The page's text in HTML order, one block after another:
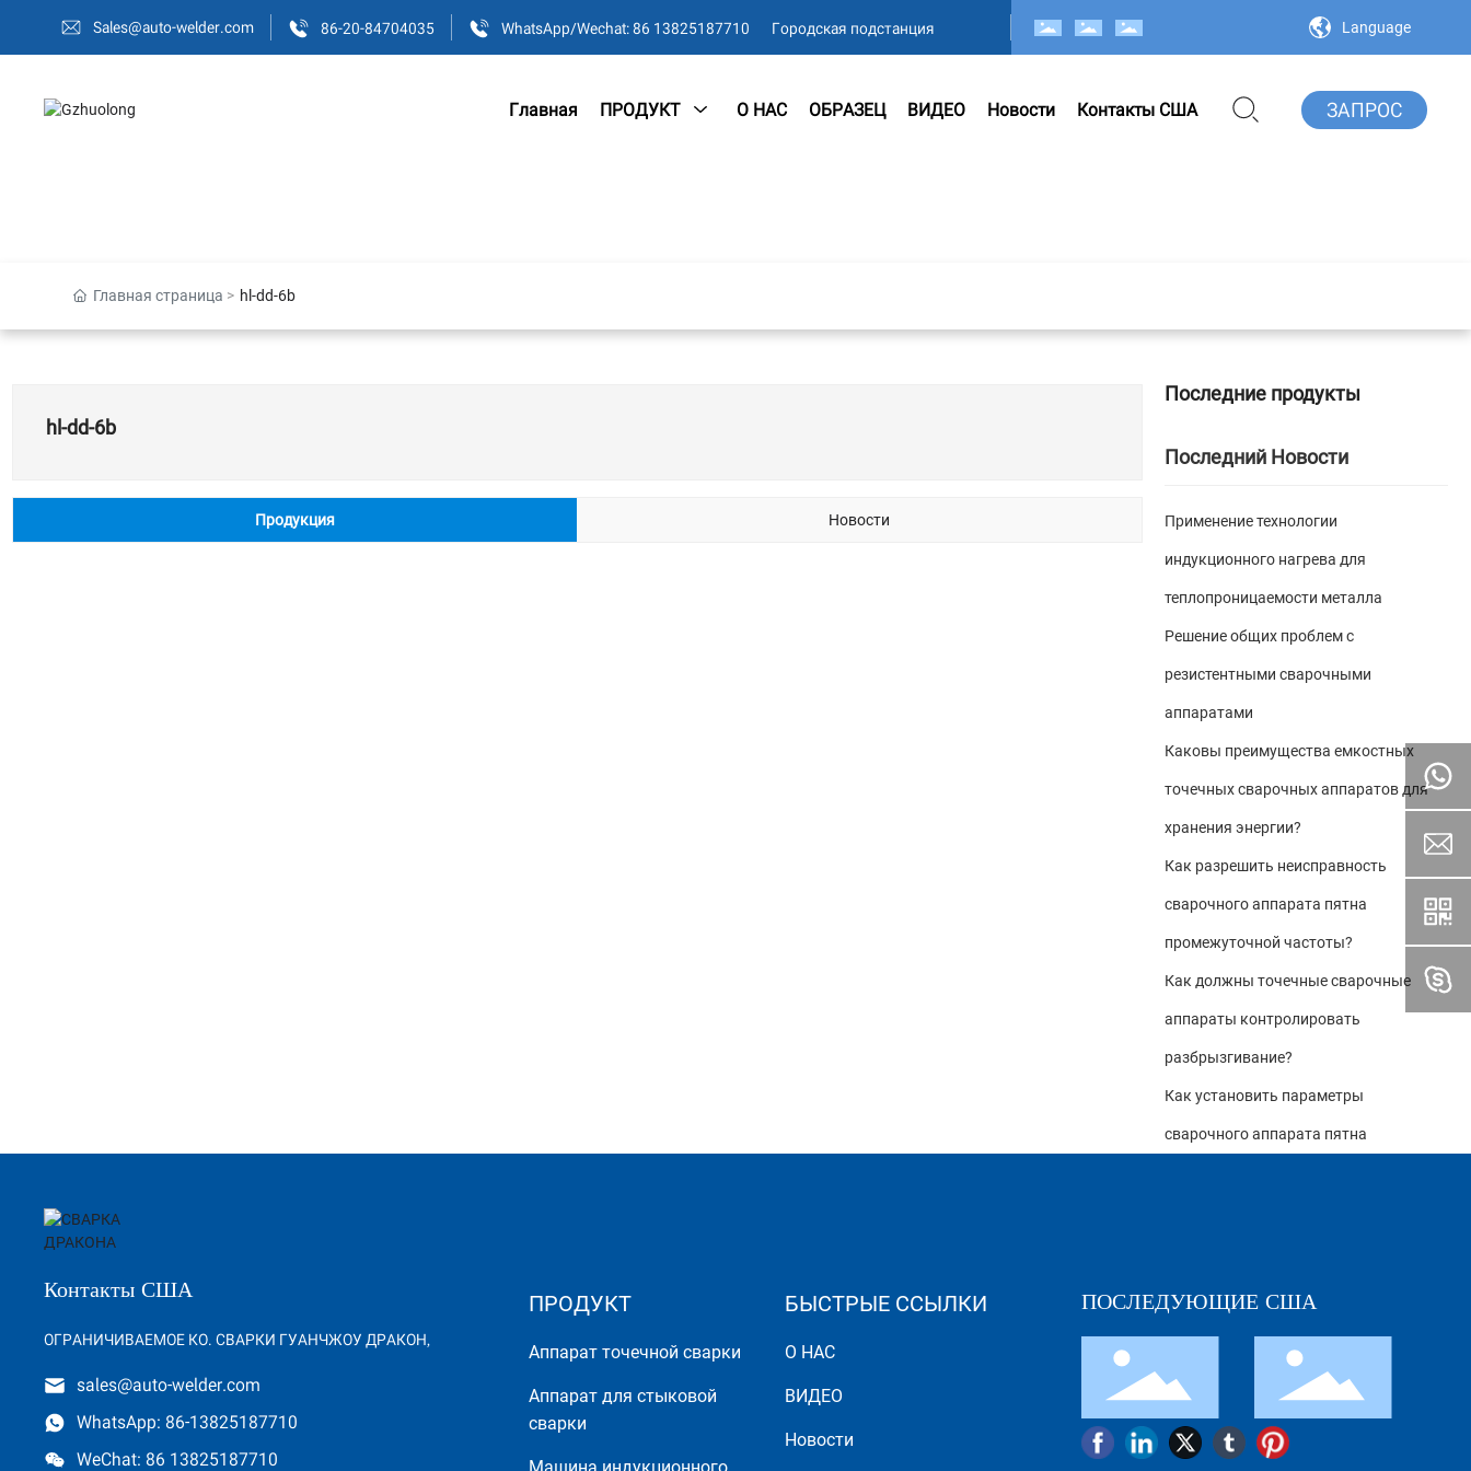
Sales@auto-welder.com 86-20-84704035 WhatsApp/Wechat: 86 13825187710 Городская подстанция Language
Главная ПРОДУКТ О НАС ОБРАЗЕЦ ВИДЕО Новости Контакты США ЗАПРОС
Главная страница hl-dd-6b
hl-dd-6b
Продукция Новости
Последние продукты
Последний Новости
Применение технологии
индукционного нагрева для
теплопроницаемости металла
Решение общих проблем с
резистентными сварочными
аппаратами
Каковы преимущества емкостных
точечных сварочных аппаратов для
хранения энергии?
Как разрешить неисправность
сварочного аппарата пятна
промежуточной частоты?
Как должны точечные сварочные
аппараты контролировать
разбрызгивание?
Как установить параметры
сварочного аппарата пятна
Контакты США
ОГРАНИЧИВАЕМОЕ КО. СВАРКИ ГУАНЧЖОУ ДРАКОН,
sales@auto-welder.com
WhatsApp: 86-13825187710
WeChat: 86 13825187710
ПРОДУКТ
Аппарат точечной сварки
Аппарат для стыковой
сварки
БЫСТРЫЕ ССЫЛКИ
О НАС
ВИДЕО
Новости
ПОСЛЕДУЮЩИЕ США